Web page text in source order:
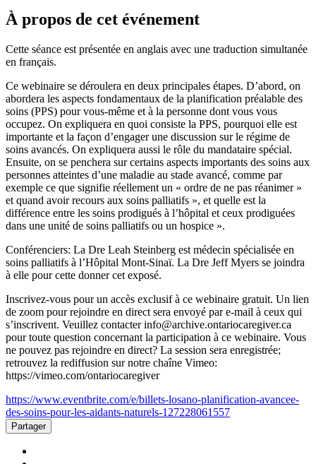
À propos de cet événement
Cette séance est présentée en anglais avec une traduction simultanée
en français.
Ce webinaire se déroulera en deux principales étapes. D’abord, on
abordera les aspects fondamentaux de la planification préalable des
soins (PPS) pour vous-même et à la personne dont vous vous
occupez. On expliquera en quoi consiste la PPS, pourquoi elle est
importante et la façon d’engager une discussion sur le régime de
soins avancés. On expliquera aussi le rôle du mandataire spécial.
Ensuite, on se penchera sur certains aspects importants des soins aux
personnes atteintes d’une maladie au stade avancé, comme par
exemple ce que signifie réellement un « ordre de ne pas réanimer »
et quand avoir recours aux soins palliatifs », et quelle est la
différence entre les soins prodigués à l’hôpital et ceux prodiguées
dans une unité de soins palliatifs ou un hospice ».
Conférenciers: La Dre Leah Steinberg est médecin spécialisée en
soins palliatifs à l’Hôpital Mont-Sinaї. La Dre Jeff Myers se joindra
à elle pour cette donner cet exposé.
Inscrivez-vous pour un accès exclusif à ce webinaire gratuit. Un lien
de zoom pour rejoindre en direct sera envoyé par e-mail à ceux qui
s’inscrivent. Veuillez contacter info@archive.ontariocaregiver.ca
pour toute question concernant la participation à ce webinaire. Vous
ne pouvez pas rejoindre en direct? La session sera enregistrée;
retrouvez la rediffusion sur notre chaîne Vimeo:
https://vimeo.com/ontariocaregiver
https://www.eventbrite.com/e/billets-losano-planification-avancee-
des-soins-pour-les-aidants-naturels-127228061557
Partager